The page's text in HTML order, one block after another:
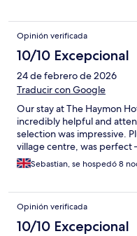
Opinión verificada
10/10 Excepcional
24 de febrero de 2026
Traducir con Google
Our stay at The Haymon
incredibly helpful and
selection was impressive.
village centre, was perfect
Sebastian, se hospedó 8
Opinión verificada
10/10 Excepcional